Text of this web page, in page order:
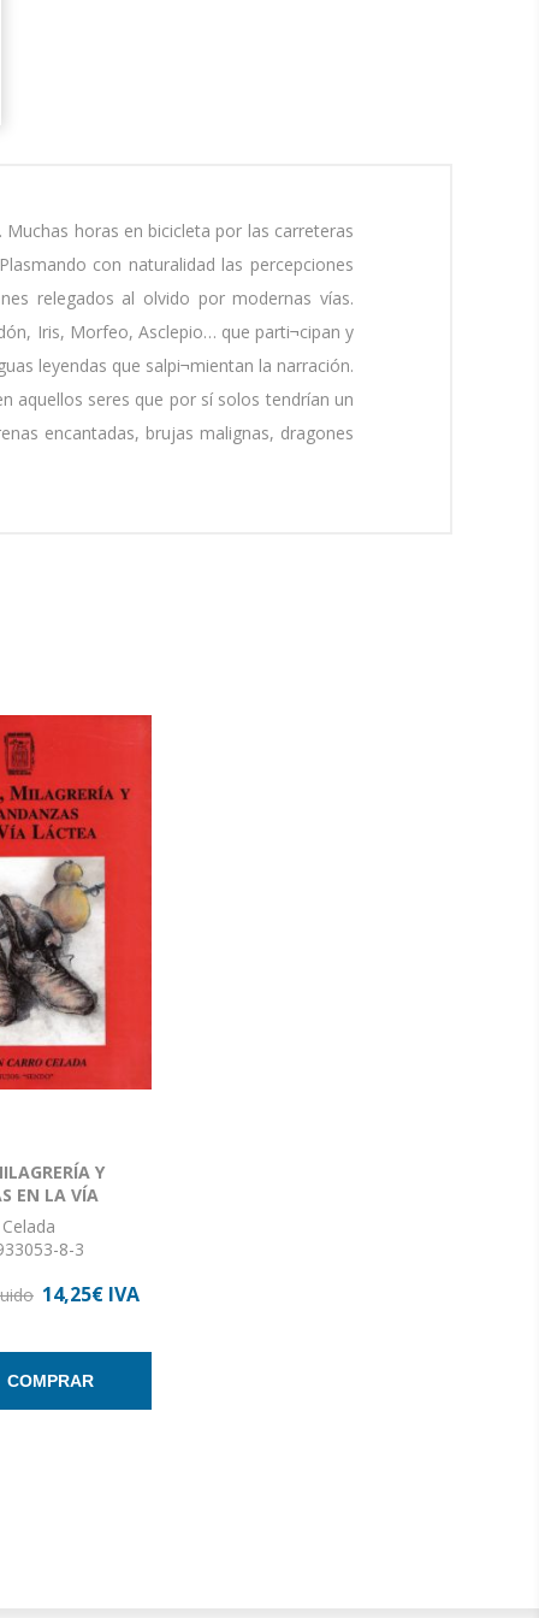
horas en bicicleta por las carreteras
con naturalidad las percepciones
relegados al olvido por modernas vías.
Iris, Morfeo, Asclepio… que parti¬cipan y
leyendas que salpi¬mientan la narración.
aquellos seres que por sí solos tendrían un
encantadas, brujas malignas, dragones
Y
EN LA VÍA
8-3
Rústica
14,25€ IVA
COMPRAR